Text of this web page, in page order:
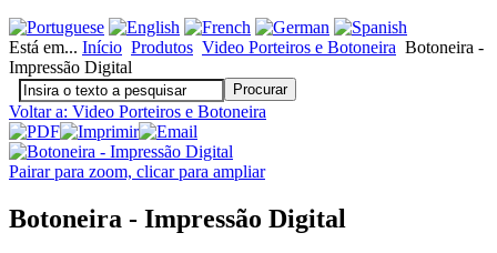
Está em... Início Produtos Video Porteiros e Botoneira Botoneira -
Impressão Digital
Voltar a: Video Porteiros e Botoneira
Pairar para zoom, clicar para ampliar
Botoneira - Impressão Digital